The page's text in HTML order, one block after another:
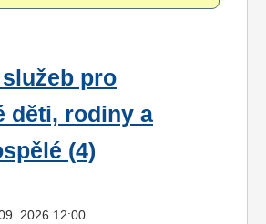
pro
děti, rodiny a
(4)
2026 12:00